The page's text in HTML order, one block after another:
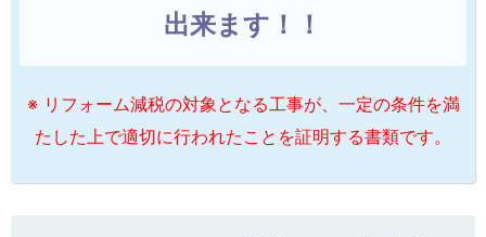
出来ます！！
※ リフォーム減税の対象となる工事が、一定の条件を満
たした上で適切に行われたことを証明する書類です。